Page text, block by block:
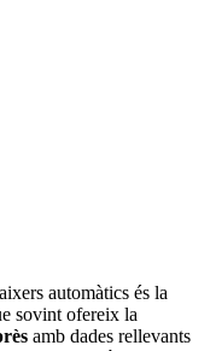
automàtics és la
sovint ofereix la
amb dades rellevants